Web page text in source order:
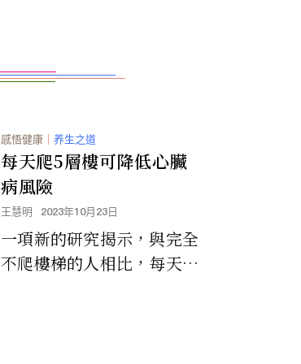
感悟健康 ｜ 养生之道
每天爬5層樓可降低心臟
病風險
王慧明 2023年10月23日
一項新的研究揭示，與完全
不爬樓梯的人相比，每天爬